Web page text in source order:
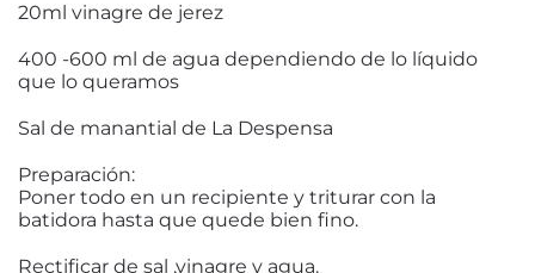
20ml vinagre de jerez
400 -600 ml de agua dependiendo de lo líquido
que lo queramos
Sal de manantial de La Despensa
Preparación:
Poner todo en un recipiente y triturar con la
batidora hasta que quede bien fino.
Rectificar de sal ,vinagre y agua.